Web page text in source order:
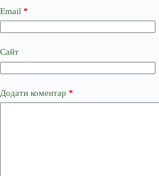
Email *
Сайт
Додати коментар *